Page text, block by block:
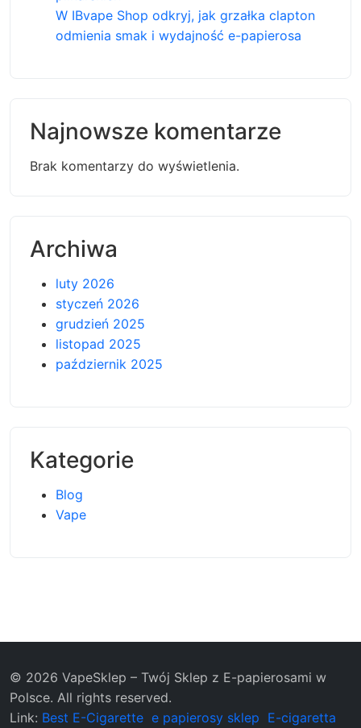
W IBvape Shop odkryj, jak grzałka clapton
odmienia smak i wydajność e-papierosa
Najnowsze komentarze
Brak komentarzy do wyświetlenia.
Archiwa
luty 2026
styczeń 2026
grudzień 2025
listopad 2025
październik 2025
Kategorie
Blog
Vape
© 2026 VapeSklep – Twój Sklep z E-papierosami w
Polsce. All rights reserved.
Link: Best E-Cigarette e papierosy sklep E-cigaretta